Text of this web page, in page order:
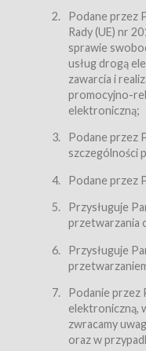
Regulamin –
§ 2
Postanowienia
Regulamin
zasady
dnia 18 lipca
nieodpłatnie.
usługę
usługę
usługę
(Dz.U. z
Podane przez
Rady (UE) nr
sprawie
usług drogą
zawarcia i
promocyjno-
elektroniczną;
Podane przez
szczególności
Podane przez
Przysługuje
przetwarzania
Przysługuje
Podanie przez
elektroniczną,
zwracamy
oraz w